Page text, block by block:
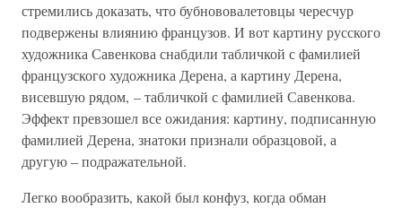
стремились доказать, что бубнововалетовцы чересчур
подвержены влиянию французов. И вот картину русского
художника Савенкова снабдили табличкой с фамилией
французского художника Дерена, а картину Дерена,
висевшую рядом, – табличкой с фамилией Савенкова.
Эффект превзошел все ожидания: картину, подписанную
фамилией Дерена, знатоки признали образцовой, а
другую – подражательной.
Легко вообразить, какой был конфуз, когда обман